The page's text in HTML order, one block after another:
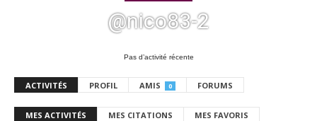
@nico83-2
Pas d’activité récente
ACTIVITÉS PROFIL AMIS 0 FORUMS
MES ACTIVITÉS MES CITATIONS MES FAVORIS